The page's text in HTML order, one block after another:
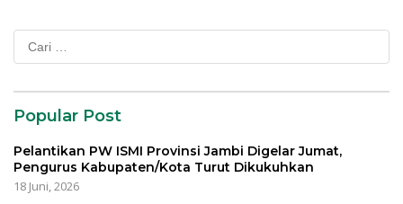
Cari
untuk:
Popular Post
Pelantikan PW ISMI Provinsi Jambi Digelar Jumat,
Pengurus Kabupaten/Kota Turut Dikukuhkan
18 Juni, 2026